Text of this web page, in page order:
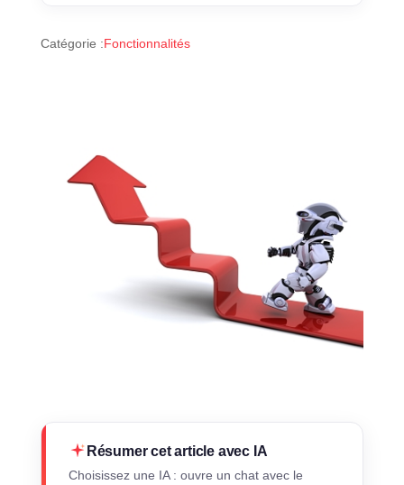
Catégorie :Fonctionnalités
Résumer cet article avec IA
Choisissez une IA : ouvre un chat avec le